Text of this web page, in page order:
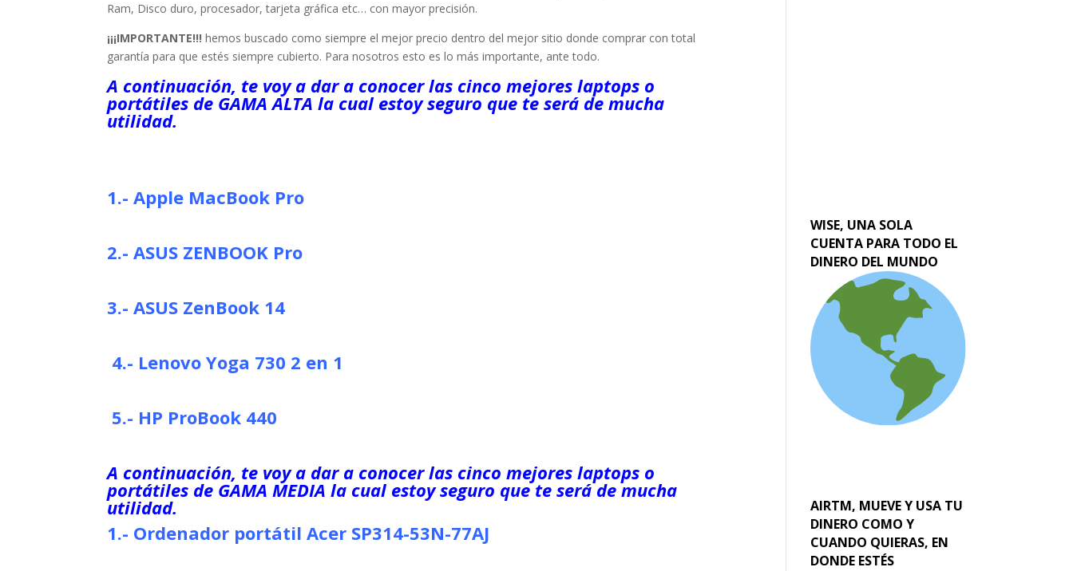
Ram, Disco duro, procesador, tarjeta gráfica etc… con mayor precisión.
¡¡¡IMPORTANTE!!! hemos buscado como siempre el mejor precio dentro del mejor sitio donde comprar con total
garantía para que estés siempre cubierto. Para nosotros esto es lo más importante, ante todo.
A continuación, te voy a dar a conocer las cinco mejores laptops o
portátiles de GAMA ALTA la cual estoy seguro que te será de mucha
utilidad.
1.- Apple MacBook Pro
2.- ASUS ZENBOOK Pro
3.- ASUS ZenBook 14
4.- Lenovo Yoga 730 2 en 1
5.- HP ProBook 440
A continuación, te voy a dar a conocer las cinco mejores laptops o
portátiles de GAMA MEDIA la cual estoy seguro que te será de mucha
utilidad.
1.- Ordenador portátilAcer SP314-53N-77AJ
WISE, UNA SOLA
CUENTA PARA TODO EL
DINERO DEL MUNDO
AIRTM, MUEVE Y USA TU
DINERO COMO Y
CUANDO QUIERAS, EN
DONDE ESTÉS